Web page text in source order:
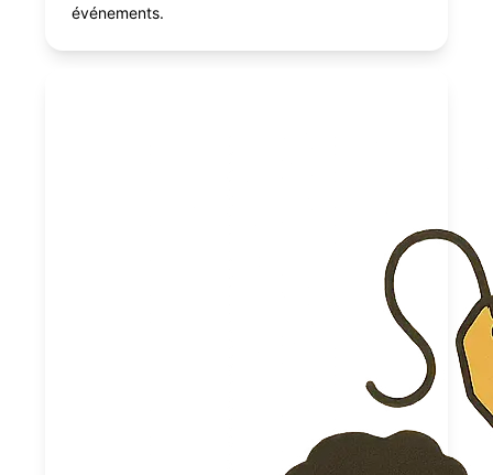
événements.